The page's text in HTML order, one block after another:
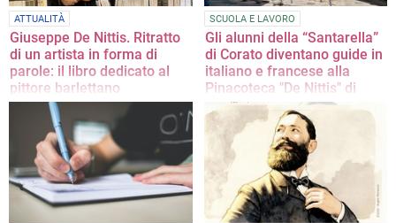
ATTUALITÀ
Giuseppe De Nittis. Ritratto
di un artista in forma di
parole: il libro dedicato al
pittore barlettano
Giuseppe Lagrasta racconta De
Nittis tramite pittura narrativa,
ecologia figurativa e dialoghi
immaginari con la poetica della
‘Seconda Luce’
SCUOLA E LAVORO
Gli alunni della “Santarella”
di Corato diventano guide in
italiano e francese alla
Pinacoteca "De Nittis" di
Barletta
Venerdì 29 maggio l’evento
conclusivo del progetto “Dall’Ofanto
alla Senna” presso Palazzo della
Marra